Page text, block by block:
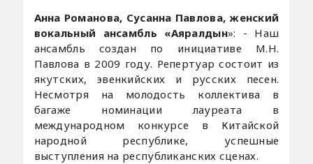
Анна Романова, Сусанна Павлова, женский
вокальный ансамбль «Аяралдын»: - Наш
ансамбль создан по инициативе М.Н.
Павлова в 2009 году. Репертуар состоит из
якутских, эвенкийских и русских песен.
Несмотря на молодость коллектива в
багаже номинации лауреата в
международном конкурсе в Китайской
народной республике, успешные
выступления на республиканских сценах.